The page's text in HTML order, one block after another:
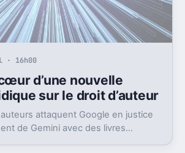
· 16h00
d’une nouvelle
sur le droit d’auteur
attaquent Google en justice
de Gemini avec des livres